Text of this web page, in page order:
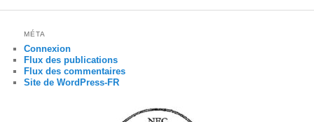
MÉTA
Connexion
Flux des publications
Flux des commentaires
Site de WordPress-FR